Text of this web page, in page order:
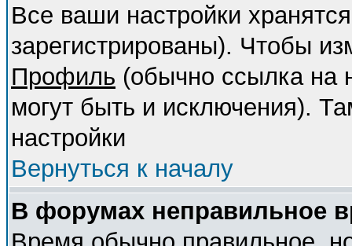
Все ваши настройки
зарегистрированы). Чтобы
Профиль (обычно ссылка на
могут быть и исключения).
настройки
Вернуться к началу
В форумах неправильное